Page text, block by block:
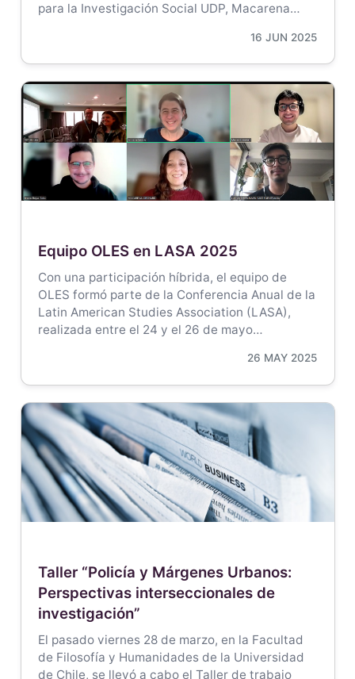
para la Investigación Social UDP, Macarena…
16 JUN 2025
Equipo OLES en LASA 2025
Con una participación híbrida, el equipo de
OLES formó parte de la Conferencia Anual de la
Latin American Studies Association (LASA),
realizada entre el 24 y el 26 de mayo…
26 MAY 2025
Taller “Policía y Márgenes Urbanos:
Perspectivas interseccionales de
investigación”
El pasado viernes 28 de marzo, en la Facultad
de Filosofía y Humanidades de la Universidad
de Chile, se llevó a cabo el Taller de trabajo